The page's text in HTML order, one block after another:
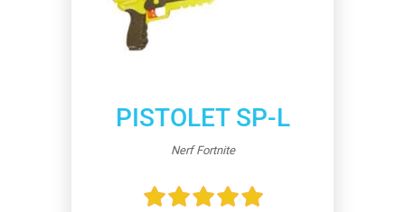
PISTOLET SP-L
Nerf Fortnite